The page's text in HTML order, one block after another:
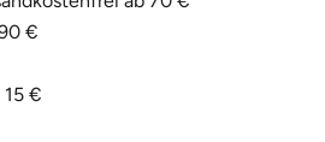
€
€